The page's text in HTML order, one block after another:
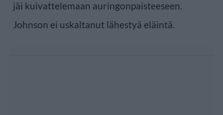
jäi kuivattelemaan auringonpaisteeseen.
Johnson ei uskaltanut lähestyä eläintä.